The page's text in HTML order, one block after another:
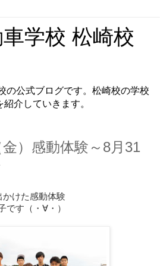
学校 松崎校
の公式ブログです。松崎校の学校
介していきます。
）感動体験～8月31
けた感動体験
です（・∀・）